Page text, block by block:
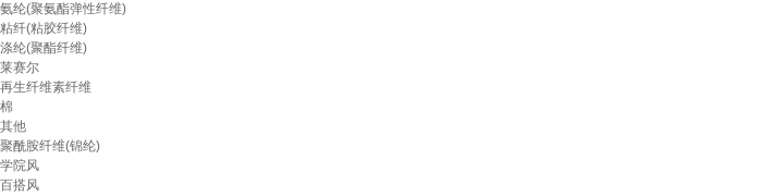
氨纶(聚氨酯弹性纤维)
粘纤(粘胶纤维)
涤纶(聚酯纤维)
莱赛尔
再生纤维素纤维
棉
其他
聚酰胺纤维(锦纶)
学院风
百搭风